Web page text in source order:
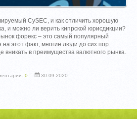
CySEC, и как отличить хорошую
и можно ли верить кипрской юрисдикции?
форекс – это самый популярный
этот факт, многие люди до сих пор
вникать в преимущества валютного рынка.
0 30.09.2020